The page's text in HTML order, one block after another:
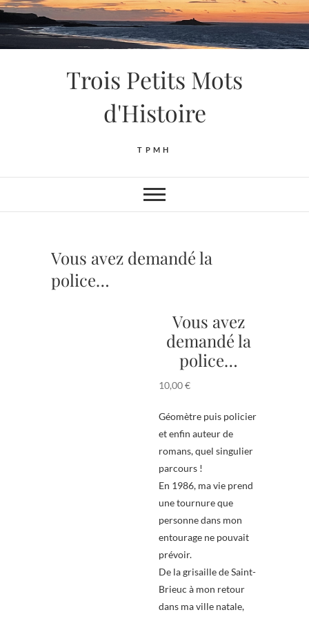
Skip
to
Trois Petits Mots
d'Histoire
TPMH
Vous avez demandé la
police…
Vous avez
demandé la
police…
10,00€
Géomètre puis policier
et enfin auteur de
romans, quel singulier
parcours !
En 1986, ma vie prend
une tournure que
personne dans mon
entourage ne pouvait
prévoir.
De la grisaille de Saint-
Brieuc à mon retour
dans ma ville natale,